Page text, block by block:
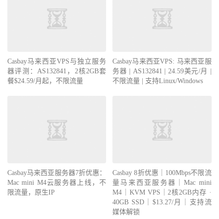
Casbay马来西亚VPS与独立服务
器评测：AS132841，2核2GB套
餐$24.59/月起，不限流量
Casbay马来西亚VPS: 马来西亚服
务器 | AS132841 | 24.59美元/月 |
不限流量 | 支持Linux/Windows
Casbay马来西亚服务器7折优惠：
Mac mini M4云服务器上线，不
限流量，原生IP
Casbay 8折优惠｜100Mbps不限流
量马来西亚服务器｜Mac mini
M4｜KVM VPS｜2核2GB内存 ·
40GB SSD｜$13.27/月｜支持流
媒体解锁